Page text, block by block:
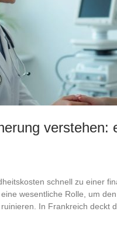
verstehen:
schnell zu einer
wesentliche Rolle, um
In Frankreich deckt